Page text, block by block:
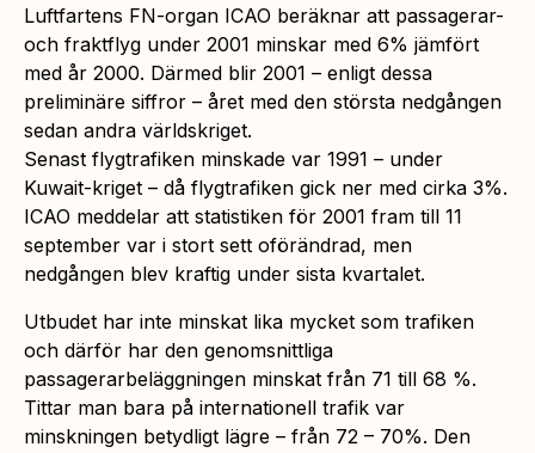
Luftfartens FN-organ ICAO beräknar att passagerar-
och fraktflyg under 2001 minskar med 6% jämfört
med år 2000. Därmed blir 2001 – enligt dessa
preliminäre siffror – året med den största nedgången
sedan andra världskriget.
Senast flygtrafiken minskade var 1991 – under
Kuwait-kriget – då flygtrafiken gick ner med cirka 3%.
ICAO meddelar att statistiken för 2001 fram till 11
september var i stort sett oförändrad, men
nedgången blev kraftig under sista kvartalet.
Utbudet har inte minskat lika mycket som trafiken
och därför har den genomsnittliga
passagerarbeläggningen minskat från 71 till 68 %.
Tittar man bara på internationell trafik var
minskningen betydligt lägre – från 72 – 70%. Den